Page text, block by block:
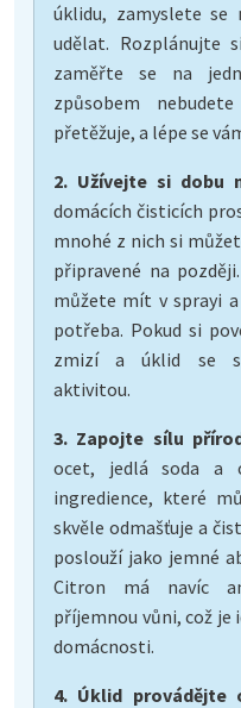
úklidu, zamyslete se
udělat. Rozplánujte
zaměřte se na
způsobem
přetěžuje, a lépe se
2. Užívejte si dobu
domácích čisticích
mnohé z nich si
připravené na
můžete mít v sprayi
potřeba. Pokud si
zmizí a úklid se
aktivitou.
3. Zapojte sílu
ocet, jedlá soda a
ingredience, které
skvěle odmašťuje a
poslouží jako jemné
Citron má navíc
příjemnou vůni, což je
domácnosti.
4. Úklid provádějte